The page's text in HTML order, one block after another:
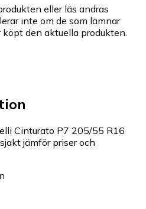
eller läs andras
inte om de som lämnar
den aktuella produkten.
Cinturato P7 205/55 R16
jämför priser och